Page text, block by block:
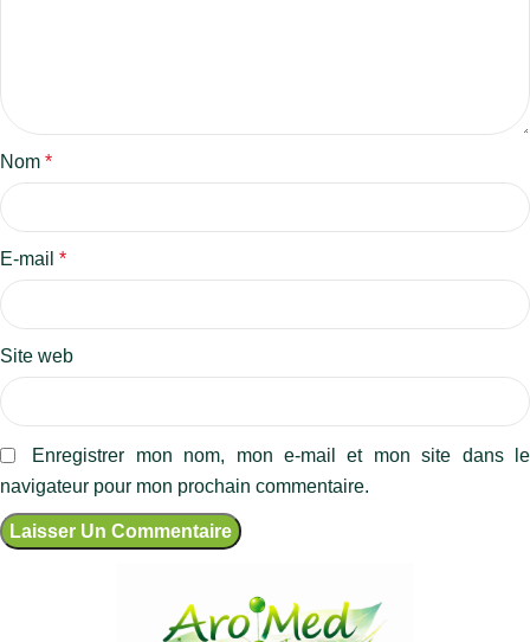
Nom *
E-mail *
Site web
Enregistrer mon nom, mon e-mail et mon site dans le
navigateur pour mon prochain commentaire.